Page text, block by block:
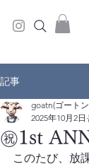
記事
㊗️1st
goatn(ゴートン
2025年10月2日
このたび、放